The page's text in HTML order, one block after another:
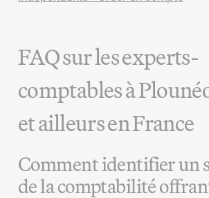
FAQ sur les experts-
comptables à
et ailleurs en France
Comment identifier un
de la comptabilité